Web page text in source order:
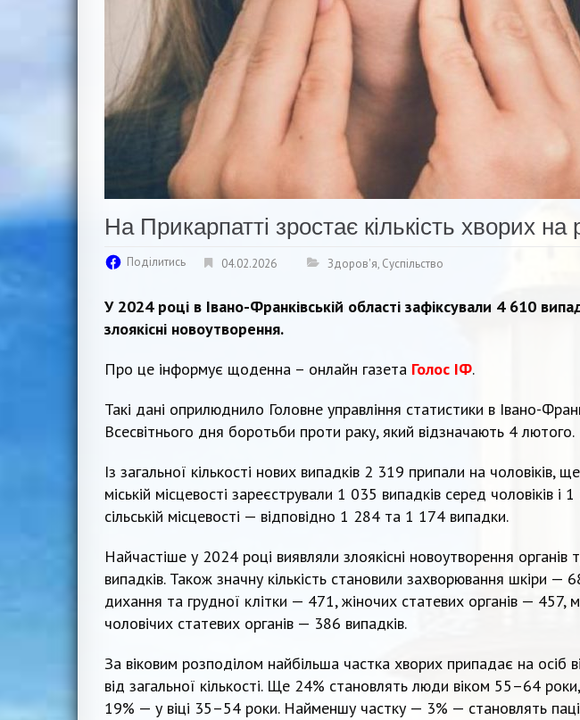
На Прикарпатті зростає кількість хворих на
Поділитись 04.02.2026 Здоров'я, Суспільство
У 2024 році в Івано-Франківській області зафіксували 4 610
злоякісні новоутворення.
Про це інформує щоденна – онлайн газета Голос ІФ.
Такі дані оприлюднило Головне управління статистики в Івано-
Всесвітнього дня боротьби проти раку, який відзначають 4 лютого.
Із загальної кількості нових випадків 2 319 припали на чоловіків,
міській місцевості зареєстрували 1 035 випадків серед чоловіків
сільській місцевості — відповідно 1 284 та 1 174 випадки.
Найчастіше у 2024 році виявляли злоякісні новоутворення
випадків. Також значну кількість становили захворювання шкіри —
дихання та грудної клітки — 471, жіночих статевих органів —
чоловічих статевих органів — 386 випадків.
За віковим розподілом найбільша частка хворих припадає на
від загальної кількості. Ще 24% становлять люди віком 55–64
19% — у віці 35–54 роки. Найменшу частку — 3% — становлять